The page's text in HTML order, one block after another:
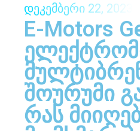
დეკემბერი 22, 2023
E-Motors
შოურუმი
რას